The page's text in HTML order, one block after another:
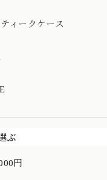
ィークケース
ぶ
円